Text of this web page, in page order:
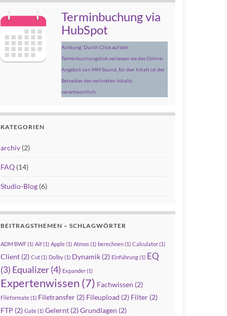
Terminbuchung via
HubSpot
Achtung: Durch Click auf den
Terminbuchungslink verlassen sie das Online-
Angebot von MM Sound, für den Inhalt ist der
Betreiber des verlinkten Inhalts
verantwortlich.
KATEGORIEN
archiv (2)
FAQ (14)
Studio-Blog (6)
BEITRAGSTHEMEN – SCHLAGWÖRTER
ADM BWF(1) Aif(1) Apple(1) Atmos(1) berechnen(1) Calculator(1)
Client (2) Cut(1) Dolby(1) Dynamik (2) Einführung(1) EQ
(3) Equalizer(4) Expander(1)
Expertenwissen (7) Fachwissen (2)
Fileformate(1) Filetransfer (2) Fileupload (2) Filter (2)
FTP (2) Gate(1) Gelernt (2)Grundlagen (2)